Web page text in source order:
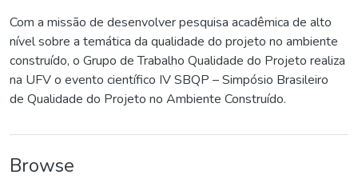
Com a missão de desenvolver pesquisa acadêmica de alto
nível sobre a temática da qualidade do projeto no ambiente
construído, o Grupo de Trabalho Qualidade do Projeto realiza
na UFV o evento científico IV SBQP – Simpósio Brasileiro
de Qualidade do Projeto no Ambiente Construído.
Browse